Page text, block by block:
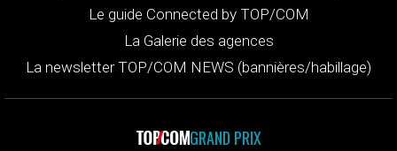
Le guide Connected by TOP/COM
La Galerie des agences
La newsletter TOP/COM NEWS (bannières/habillage)
GRAND PRIX